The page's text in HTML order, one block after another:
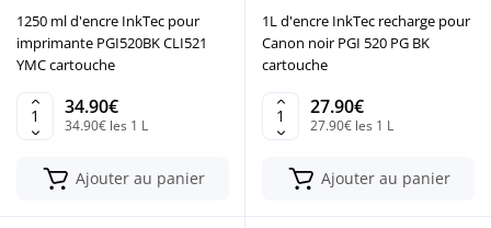
1250 ml d'encre InkTec pour
imprimante PGI520BK CLI521
YMC cartouche
34.90€
34.90€ les 1 L
Ajouter au panier
1L d'encre InkTec recharge pour
Canon noir PGI 520 PG BK
cartouche
27.90€
27.90€ les 1 L
Ajouter au panier